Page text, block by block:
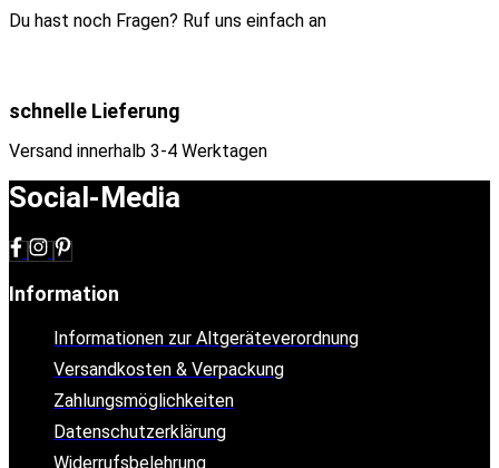
Du hast noch Fragen? Ruf uns einfach an
schnelle Lieferung
Versand innerhalb 3-4 Werktagen
Social-Media
Information
Informationen zur Altgeräteverordnung
Versandkosten & Verpackung
Zahlungsmöglichkeiten
Datenschutzerklärung
Widerrufsbelehrung